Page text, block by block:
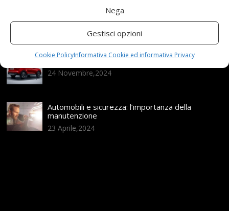
Nega
Gestisci opzioni
Cookie PolicyInformativa Cookie ed informativa Privacy
Range Rover: un’icona tra i luxury SUV
Nuova MG ZS Hybrid+: i SUV si fanno ibridi
24 Novembre,2024
Automobili e sicurezza: l’importanza della
manutenzione
23 Aprile,2024